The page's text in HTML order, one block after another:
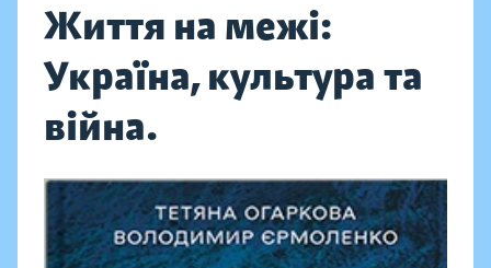
Життя на межі:
Україна, культура та
війна.